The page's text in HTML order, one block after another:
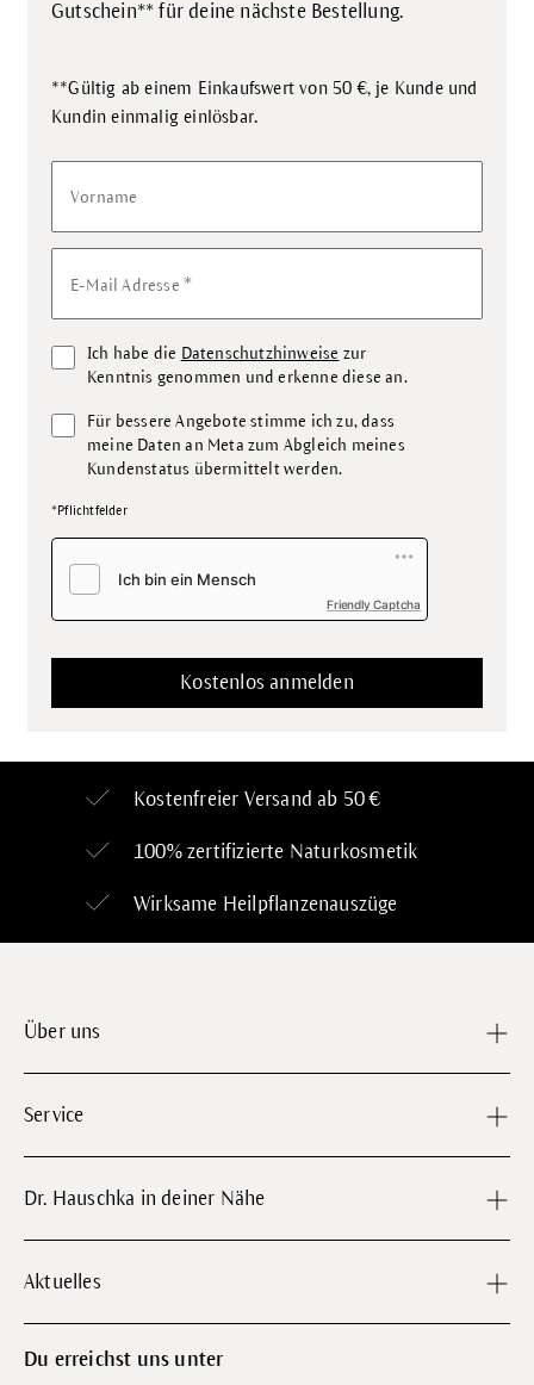
Gutschein** für deine nächste Bestellung.
**Gültig ab einem Einkaufswert von 50 €, je Kunde und
Kundin einmalig einlösbar.
Vorname
E-Mail Adresse *
Ich habe die Datenschutzhinweise zur
Kenntnis genommen und erkenne diese an.
Für bessere Angebote stimme ich zu, dass
meine Daten an Meta zum Abgleich meines
Kundenstatus übermittelt werden.
*Pflichtfelder
Friendly Captcha
Kostenfreier Versand ab 50 €
100% zertifizierte Naturkosmetik
Wirksame Heilpflanzenauszüge
Über uns
Service
Dr. Hauschka in deiner Nähe
Aktuelles
Du erreichst uns unter